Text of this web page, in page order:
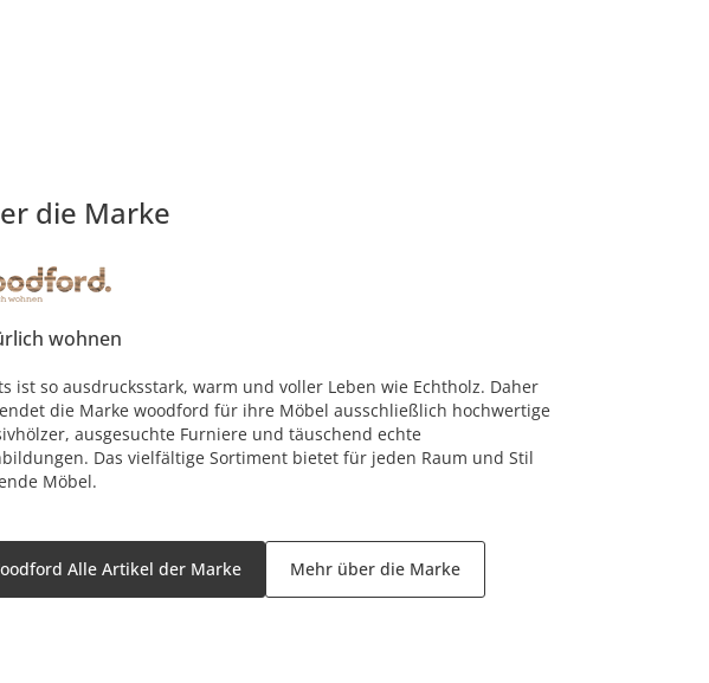
die Marke
wohnen
ist so ausdrucksstark, warm und voller Leben wie Echtholz. Daher
die Marke woodford für ihre Möbel ausschließlich hochwertige
ausgesuchte Furniere und täuschend echte
Das vielfältige Sortiment bietet für jeden Raum und Stil
Möbel.
Alle Artikel der Marke Mehr über die Marke